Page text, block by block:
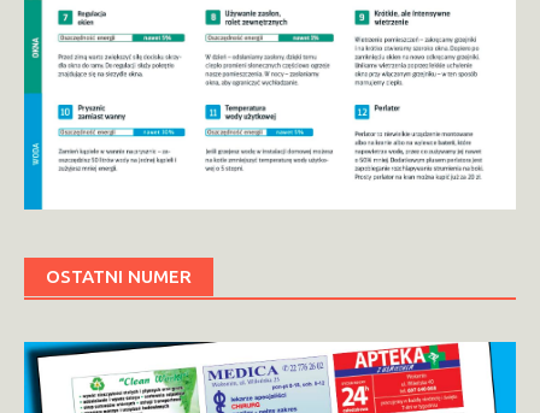
OSTATNI NUMER